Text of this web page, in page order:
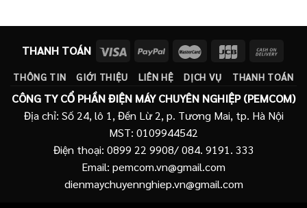
THANH TOÁN
THÔNG TIN GIỚI THIỆU LIÊN HỆ DỊCH VỤ THANH TOÁN
CÔNG TY CỔ PHẦN ĐIỆN MÁY CHUYÊN NGHIỆP (PEMCOM)
Địa chỉ: Số 24, lô 1, Đền Lừ 2, p. Tương Mai, tp. Hà Nội
MST: 0109944542
Điện thoại: 0899 22 9908/ 084. 9191. 333
Email: pemcom.vn@gmail.com
dienmaychuyennghiep.vn@gmail.com